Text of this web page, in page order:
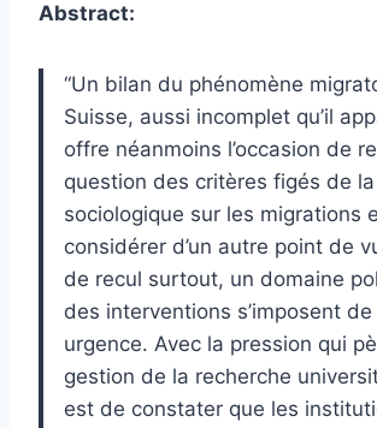
Abstract:
“Un bilan du phénomène
Suisse, aussi incomplet qu’il
offre néanmoins l’occasion de
question des critères figés de
sociologique sur les migrations
considérer d’un autre point de
de recul surtout, un domaine
des interventions s’imposent
urgence. Avec la pression qui
gestion de la recherche
est de constater que les